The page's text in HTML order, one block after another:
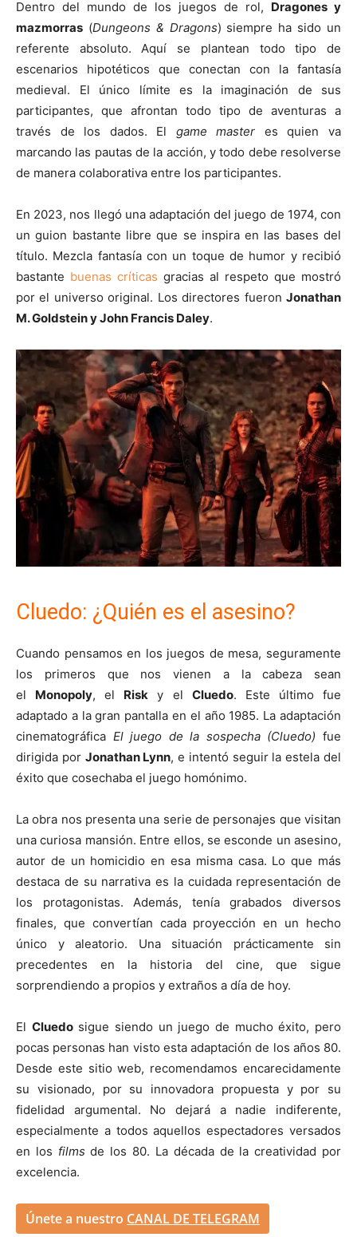
Dentro del mundo de los juegos de rol, Dragones y
mazmorras (Dungeons & Dragons) siempre ha sido un
referente absoluto. Aquí se plantean todo tipo de
escenarios hipotéticos que conectan con la fantasía
medieval. El único límite es la imaginación de sus
participantes, que afrontan todo tipo de aventuras a
través de los dados. El game master es quien va
marcando las pautas de la acción, y todo debe resolverse
de manera colaborativa entre los participantes.
En 2023, nos llegó una adaptación del juego de 1974, con
un guion bastante libre que se inspira en las bases del
título. Mezcla fantasía con un toque de humor y recibió
bastante buenas críticas gracias al respeto que mostró
por el universo original. Los directores fueron Jonathan
M. Goldstein y John Francis Daley.
Cluedo: ¿Quién es el asesino?
Cuando pensamos en los juegos de mesa, seguramente
los primeros que nos vienen a la cabeza sean
el Monopoly, el Risk y el Cluedo. Este último fue
adaptado a la gran pantalla en el año 1985. La adaptación
cinematográfica El juego de la sospecha (Cluedo) fue
dirigida por Jonathan Lynn, e intentó seguir la estela del
éxito que cosechaba el juego homónimo.
La obra nos presenta una serie de personajes que visitan
una curiosa mansión. Entre ellos, se esconde un asesino,
autor de un homicidio en esa misma casa. Lo que más
destaca de su narrativa es la cuidada representación de
los protagonistas. Además, tenía grabados diversos
finales, que convertían cada proyección en un hecho
único y aleatorio. Una situación prácticamente sin
precedentes en la historia del cine, que sigue
sorprendiendo a propios y extraños a día de hoy.
El Cluedosigue siendo un juego de mucho éxito, pero
pocas personas han visto esta adaptación de los años 80.
Desde este sitio web, recomendamos encarecidamente
su visionado, por su innovadora propuesta y por su
fidelidad argumental. No dejará a nadie indiferente,
especialmente a todos aquellos espectadores versados
en los films de los 80. La década de la creatividad por
excelencia.
Únete a nuestro CANAL DE TELEGRAM